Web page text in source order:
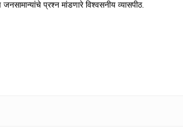
प्रश्न मांडणारे विश्वसनीय व्यासपीठ.